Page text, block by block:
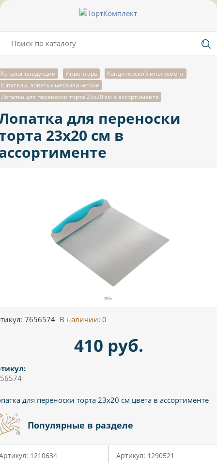
Каталог продукции Инвентарь
Кондитерский инструмент
Шпатели, лопатки металлические
Лопатка для переноски торта 23х20 см в ассортименте
для переноски
23х20 см в
7656574 В наличии: 0
410 руб.
для переноски торта 23х20 см цвета в ассортименте
Популярные в разделе
1210634 Артикул: 1290521